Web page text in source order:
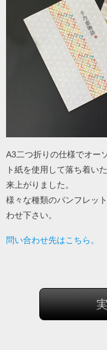
A3二つ折りの仕様でオー
ト紙を使用して落ち着い
来上がりました。
様々な種類のパンフレッ
わせ下さい。
問い合わせ先はこちら。